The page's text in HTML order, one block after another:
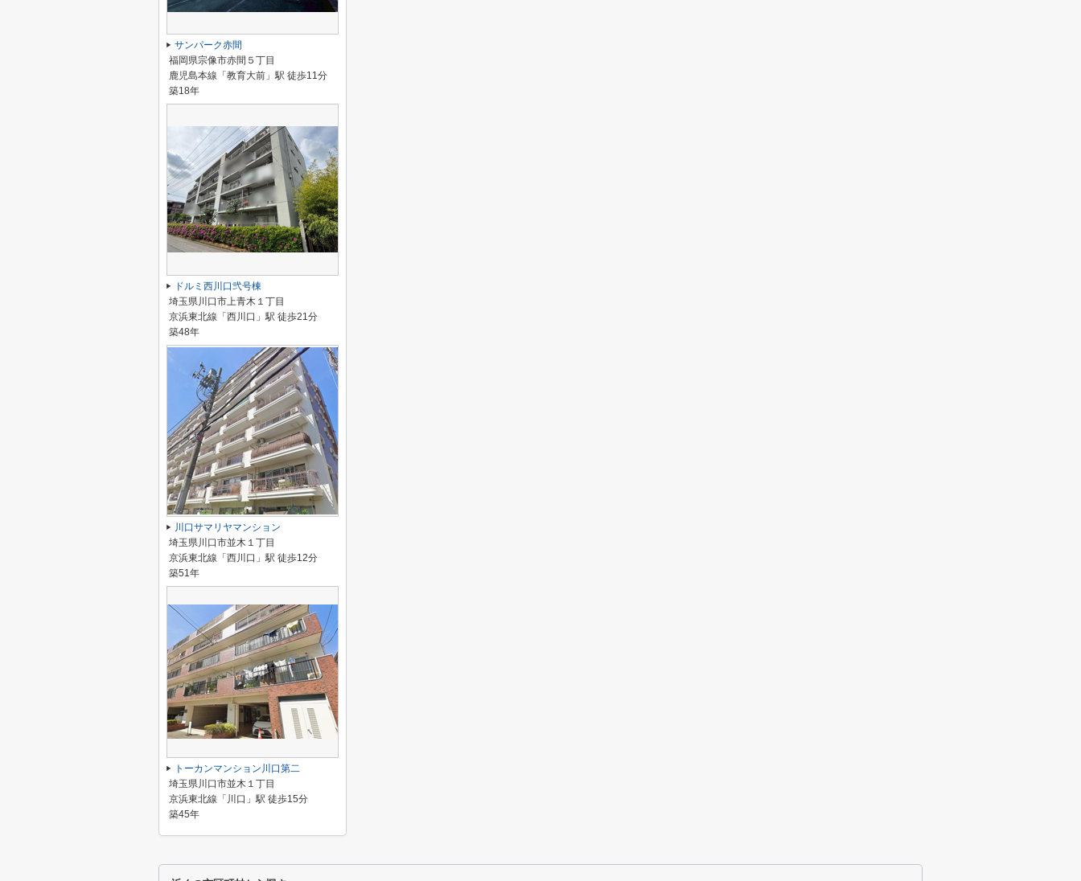
サンパーク赤間
福岡県宗像市赤間５丁目
鹿児島本線「教育大前」駅 徒歩11分
築18年
ドルミ西川口弐号棟
埼玉県川口市上青木１丁目
京浜東北線「西川口」駅 徒歩21分
築48年
川口サマリヤマンション
埼玉県川口市並木１丁目
京浜東北線「西川口」駅 徒歩12分
築51年
トーカンマンション川口第二
埼玉県川口市並木１丁目
京浜東北線「川口」駅 徒歩15分
築45年